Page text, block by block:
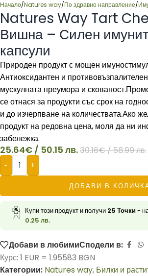
Начало/Natures way/По здравно направление/
Natures Way Tart
Вишна – Силен
капсули
Природен продукт с мощен
Антиоксидантен и
мускулната преумора и
се отнася за продукти със срок на
и до изчерпване на количествата.Ако
продукт на редовна цена, моля да ни
забележка.
25.64€ / 50.15 лв.30.16€/ 58.99 лв.
- +
ДОБАВИ В
Купи този продукт и получи 25 Точки-
0.25 лв.
Добави в любимиСподели в:
Курс: 1 EUR = 1.95583 BGN
Категории: Natures way, Билки и